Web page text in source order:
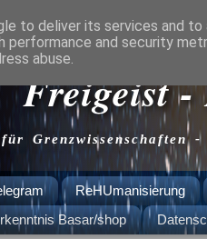
Freigeist
Grenzwissenschaften
ReHUmanisierung
Basar/shop
to deliver its services and
performance and security
abuse.